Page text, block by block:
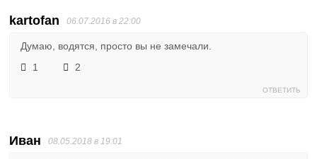
kartofan 06.07.2016 в 22:00
Думаю, водятся, просто вы не замечали.
1
2
ОТВЕТИТЬ
Иван 08.05.2018 в 19:01